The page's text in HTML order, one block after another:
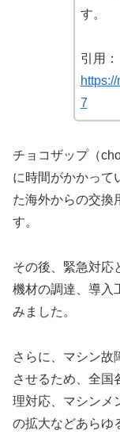
す。
引用：
7
チョコザップ（
に時間がかかって
た海外からの交換
す。
その後、緊急対応
機材の調達、導入
みました。
さらに、マシン故
させるため、全国
理対応、マシンメ
の拡大などあらゆ